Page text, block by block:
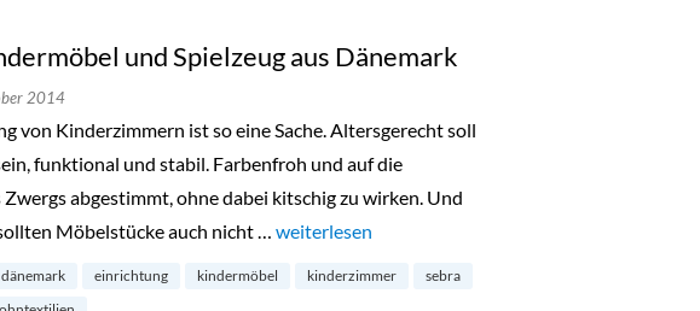
und Spielzeug aus Dänemark
2014
von Kinderzimmern ist so eine Sache. Altersgerecht soll
funktional und stabil. Farbenfroh und auf die
abgestimmt, ohne dabei kitschig zu wirken. Und
Möbelstücke auch nicht … „Sebra: Kindermöbel und Spielzeug aus Dänemark“
weiterlesen
dänemark einrichtung kindermöbel kinderzimmer
sebra